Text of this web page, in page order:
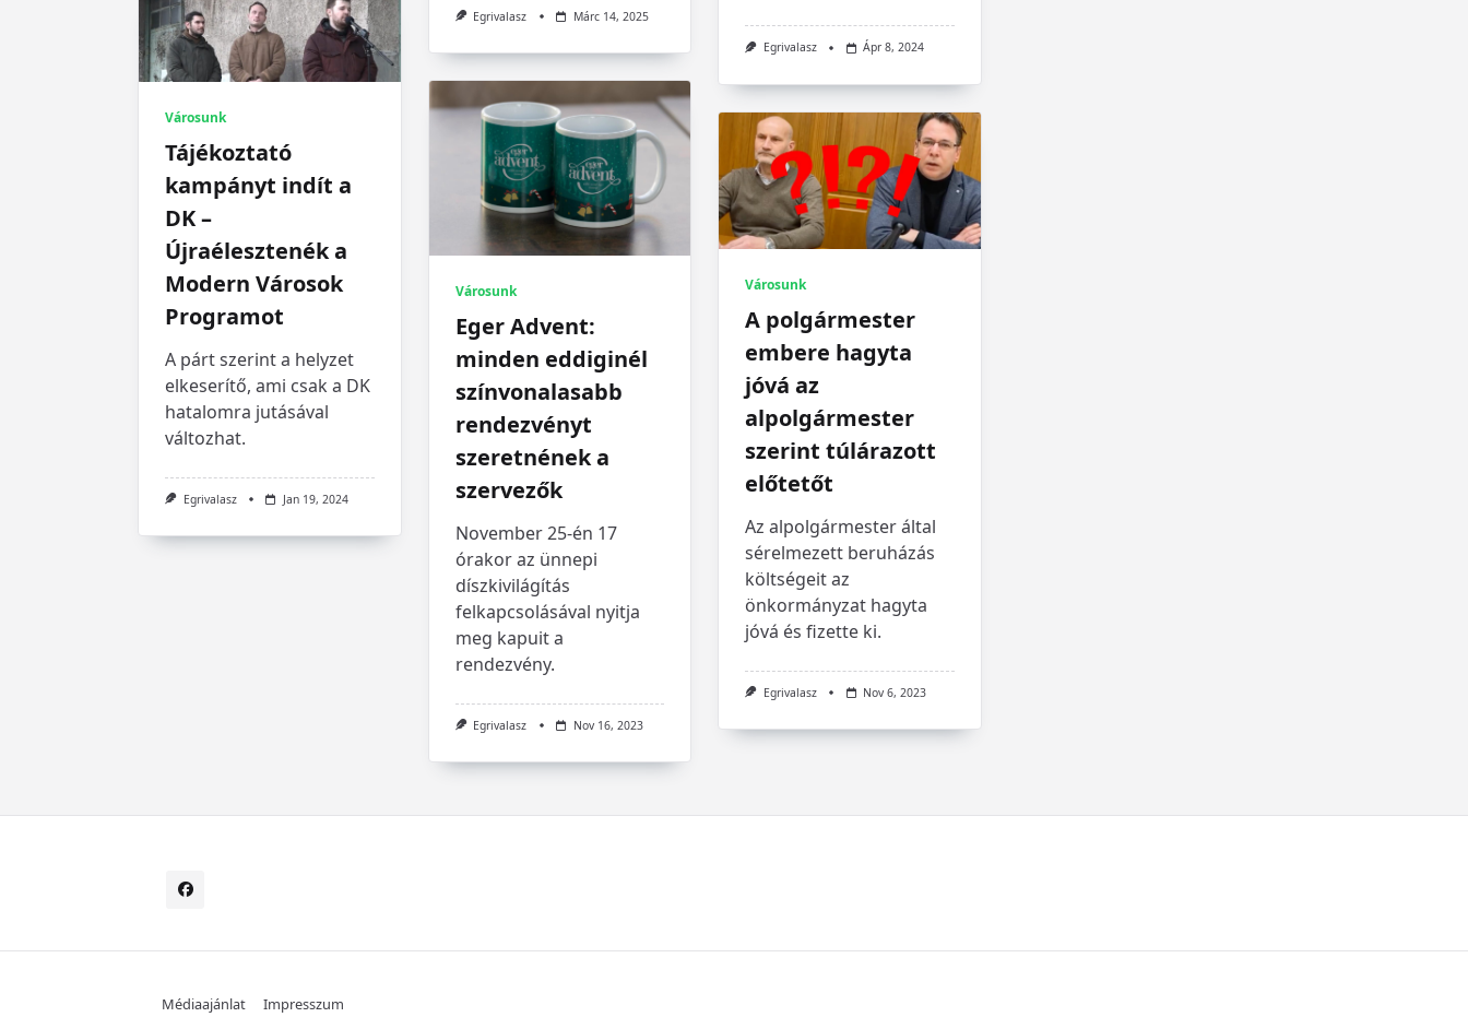
Egrivalasz Márc 14, 2025
Egrivalasz Ápr 8, 2024
Városunk
Tájékoztató
kampányt indít a
DK –
Újraélesztenék a
Modern Városok
Programot
A párt szerint a helyzet
elkeserítő, ami csak a DK
hatalomra jutásával
változhat.
Egrivalasz Jan 19, 2024
Városunk
Eger Advent:
minden eddiginél
színvonalasabb
rendezvényt
szeretnének a
szervezők
November 25-én 17
órakor az ünnepi
díszkivilágítás
felkapcsolásával nyitja
meg kapuit a
rendezvény.
Egrivalasz Nov 16, 2023
Városunk
A polgármester
embere hagyta
jóvá az
alpolgármester
szerint túlárazott
előtetőt
Az alpolgármester által
sérelmezett beruházás
költségeit az
önkormányzat hagyta
jóvá és fizette ki.
Egrivalasz Nov 6, 2023
Médiaajánlat Impresszum